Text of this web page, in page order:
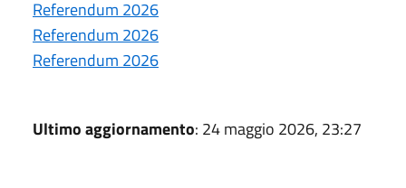
Referendum 2026
Referendum 2026
Referendum 2026
Ultimo aggiornamento: 24 maggio 2026, 23:27